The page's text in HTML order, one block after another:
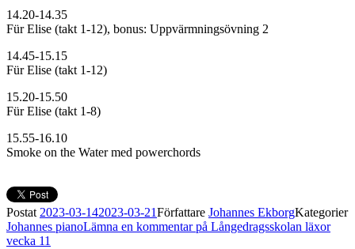
14.20-14.35
Für Elise (takt 1-12), bonus: Uppvärmningsövning 2
14.45-15.15
Für Elise (takt 1-12)
15.20-15.50
Für Elise (takt 1-8)
15.55-16.10
Smoke on the Water med powerchords
Postat 2023-03-142023-03-21Författare Johannes EkborgKategorier
Johannes pianoLämna en kommentarpå Långedragsskolan läxor
vecka 11